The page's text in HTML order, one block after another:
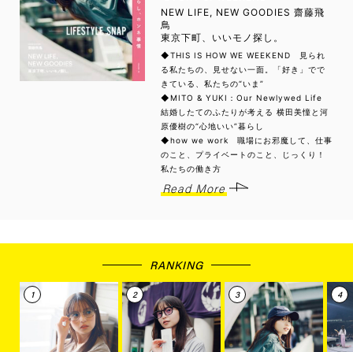
NEW LIFE, NEW GOODIES 齋藤飛
鳥
東京下町、いいモノ探し。
◆THIS IS HOW WE WEEKEND 見られ
る私たちの、見せない一面。「好き」でで
きている、私たちの“いま”
◆MITO & YUKI：Our Newlywed Life
結婚したてのふたりが考える 横田美憧と河
原優樹の“心地いい”暮らし
◆how we work 職場にお邪魔して、仕事
のこと、プライベートのこと、じっくり！
私たちの働き方
Read More
RANKING